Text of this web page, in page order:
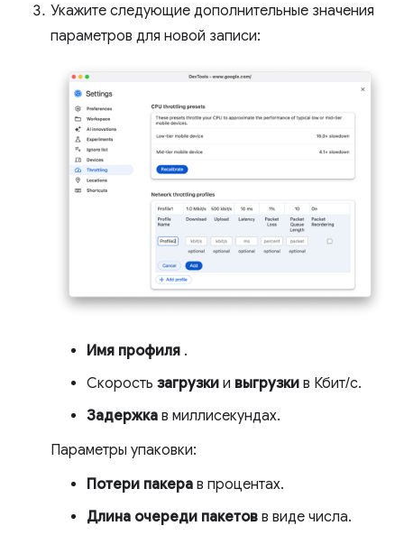
Укажите следующие дополнительные значения
параметров для новой записи:
Имя профиля .
Скорость загрузки и выгрузки в Кбит/с.
Задержка в миллисекундах.
Параметры упаковки:
Потери пакера в процентах.
Длина очереди пакетов в виде числа.